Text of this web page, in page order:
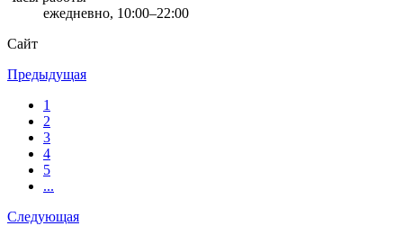
ежедневно, 10:00–22:00
Сайт
Предыдущая
1
2
3
4
5
...
Следующая